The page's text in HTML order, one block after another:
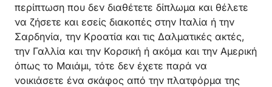
περίπτωση που δεν διαθέτετε δίπλωμα και θέλετε
να ζήσετε και εσείς διακοπές στην Ιταλία ή την
Σαρδηνία, την Κροατία και τις Δαλματικές ακτές,
την Γαλλία και την Κορσική ή ακόμα και την Αμερική
όπως το Μαιάμι, τότε δεν έχετε παρά να
νοικιάσετε ένα σκάφος από την πλατφόρμα της